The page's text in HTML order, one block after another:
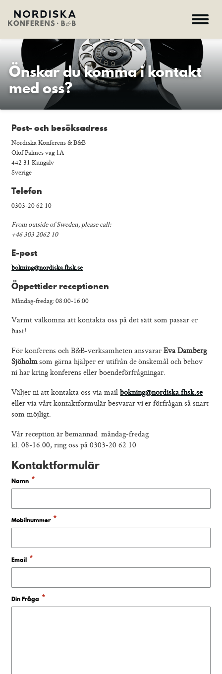
Konferens
Bed & Breakfast Kungälv
Kontakt
Omgivning
English
Hem – Nordiska folkhögskolan
Kurser
Om skolan
Nyheter
Nordiska deltagare
Önskar du komma i kontakt
med oss?
Post- och besöksadress
Nordiska Konferens & B&B
Olof Palmes väg 1A
442 31 Kungälv
Sverige
Telefon
0303-20 62 10
From outside of Sweden, please call:
+46 303 2062 10
E-post
bokning@nordiska.fhsk.se
Öppettider receptionen
Måndag-fredag: 08:00-16:00
Varmt välkomna att kontakta oss på det sätt som passar er
bäst!
För konferens och B&B-verksamheten ansvararEva Damberg
Sjöholmsom gärna hjälper er utifrån de önskemål och behov
ni har kring konferens eller boendeförfrågningar.
Väljer ni att kontakta oss via mailbokning@nordiska.fhsk.se
eller via vårt kontaktformulär besvarar vi er förfrågan så snart
som möjligt.
Vår reception är bemannad måndag-fredag
kl. 08-16.00, ring oss på 0303-20 62 10
Kontaktformulär
Namn *
Mobilnummer *
Email *
Din Fråga *